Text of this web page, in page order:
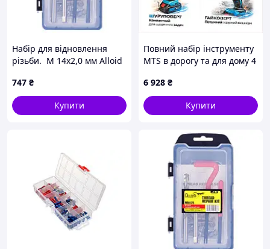
Набір для відновлення
різьби. M 14x2,0 мм Alloid
747 ₴
Купити
Повний набір інструменту
MTS в дорогу та для дому 4
6 928 ₴
Купити